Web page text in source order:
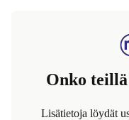
Onko
Lisätietoja löydät